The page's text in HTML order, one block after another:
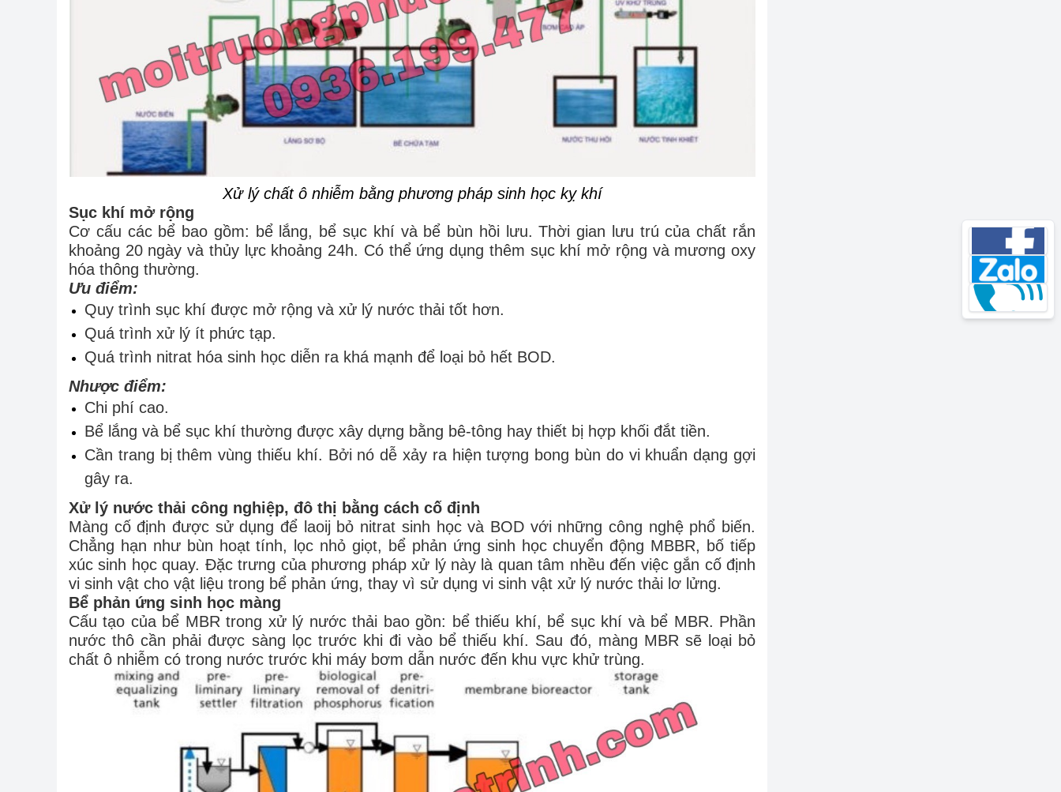
Xử lý chất ô nhiễm bằng phương pháp sinh học kỵ khí
Sục khí mở rộng
Cơ cấu các bể bao gồm: bể lắng, bể sục khí và bể bùn hồi lưu. Thời gian lưu trú của chất rắn
khoảng 20 ngày và thủy lực khoảng 24h. Có thể ứng dụng thêm sục khí mở rộng và mương oxy
hóa thông thường.
Ưu điểm:
Quy trình sục khí được mở rộng và xử lý nước thải tốt hơn.
Quá trình xử lý ít phức tạp.
Quá trình nitrat hóa sinh học diễn ra khá mạnh để loại bỏ hết BOD.
Nhược điểm:
Chi phí cao.
Bể lắng và bể sục khí thường được xây dựng bằng bê-tông hay thiết bị hợp khối đắt tiền.
Cần trang bị thêm vùng thiếu khí. Bởi nó dễ xảy ra hiện tượng bong bùn do vi khuẩn dạng gợi
gây ra.
Xử lý nước thải công nghiệp, đô thị bằng cách cố định
Màng cố định được sử dụng để laoij bỏ nitrat sinh học và BOD với những công nghệ phổ biến.
Chẳng hạn như bùn hoạt tính, lọc nhỏ giọt, bể phản ứng sinh học chuyển động MBBR, bố tiếp
xúc sinh học quay. Đặc trưng của phương pháp xử lý này là quan tâm nhều đến việc gắn cố định
vi sinh vật cho vật liệu trong bể phản ứng, thay vì sử dụng vi sinh vật xử lý nước thải lơ lửng.
Bể phản ứng sinh học màng
Cấu tạo của bể MBR trong xử lý nước thải bao gồn: bể thiếu khí, bể sục khí và bể MBR. Phần
nước thô cần phải được sàng lọc trước khi đi vào bể thiếu khí. Sau đó, màng MBR sẽ loại bỏ
chất ô nhiễm có trong nước trước khi máy bơm dẫn nước đến khu vực khử trùng.